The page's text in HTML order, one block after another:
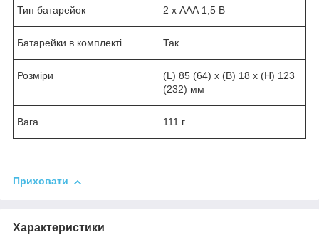
Тип батарейок 2 х ААА 1,5 В
Батарейки в комплекті Так
Розміри
(L) 85 (64) x (B) 18 x (H) 123
(232) мм
Вага 111 г
Приховати
Характеристики